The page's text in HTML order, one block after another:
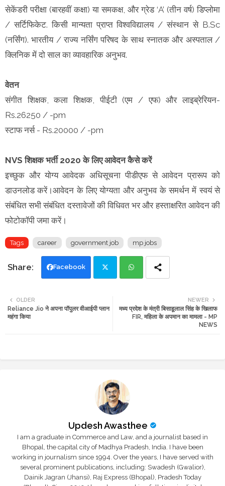
सेकेंडरी परीक्षा (बारहवीं कक्षा) या समकक्ष, और ग्रेड ‘A’ (तीन वर्ष) डिप्लोमा
/ सर्टिफिकेट. किसी मान्यता प्राप्त विश्वविद्यालय / संस्थान से B.Sc
(नर्सिंग). भारतीय / राज्य नर्सिंग परिषद के साथ स्नातक और अस्पताल /
क्लिनिक में दो साल का व्यावहारिक अनुभव.
वेतन
संगीत शिक्षक, कला शिक्षक, पीईटी (एम / एफ) और लाइब्रेरियन-
Rs.26250 / -pm
स्टाफ नर्स - Rs.20000 / -pm
NVS शिक्षक भर्ती 2020 के लिए आवेदन कैसे करें
इच्छुक और योग्य आवेदक अधिसूचना पीडीएफ से आवेदन प्रारूप को
डाउनलोड करें।आवेदन के लिए योग्यता और अनुभव के समर्थन में स्वयं से
संबंधित सभी संबंधित दस्तावेजों की विधिवत भर और हस्ताक्षरित आवेदन की
फोटोकॉपी जमा करें।
Tags career government job mp jobs
Facebook
tte ats
NEWER
मध्य प्रदेश के मंत्री बिसाहूलाल सिंह के खिलाफ
FIR, महिला के अपमान का मामला - MP
NEWS
OLDER
Reliance Jio ने अपना पॉपुलर वीआईपी प्लान
महंगा किया
Updesh Awasthee
I am a graduate in Commerce and Law, and a journalist based in
Bhopal, the capital city of Madhya Pradesh, India. I have been
working in journalism since 1994. Over the years, I have served with
several prominent publications, including: Swadesh (Gwalior),
Dainik Jagran (Jhansi), Raj Express (Bhopal), Pradesh Today